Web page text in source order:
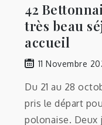
42
très beau
accueil
11 Novembre
Du 21 au 28
pris le départ
polonaise. Deux